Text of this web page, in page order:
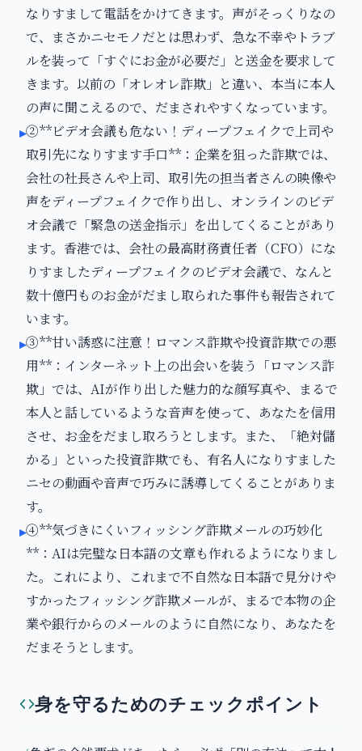
なりすまして電話をかけてきます。声がそっくりなの
で、まさかニセモノだとは思わず、急な不幸やトラブ
ルを装って「すぐにお金が必要だ」と送金を要求して
きます。以前の「オレオレ詐欺」と違い、本当に本人
の声に聞こえるので、だまされやすくなっています。
▸②**ビデオ会議も危ない！ディープフェイクで上司や
取引先になりすます手口**：企業を狙った詐欺では、
会社の社長さんや上司、取引先の担当者さんの映像や
声をディープフェイクで作り出し、オンラインのビデ
オ会議で「緊急の送金指示」を出してくることがあり
ます。香港では、会社の最高財務責任者（CFO）にな
りすましたディープフェイクのビデオ会議で、なんと
数十億円ものお金がだまし取られた事件も報告されて
います。
▸③**甘い誘惑に注意！ロマンス詐欺や投資詐欺での悪
用**：インターネット上の出会いを装う「ロマンス詐
欺」では、AIが作り出した魅力的な顔写真や、まるで
本人と話しているような音声を使って、あなたを信用
させ、お金をだまし取ろうとします。また、「絶対儲
かる」といった投資詐欺でも、有名人になりすました
ニセの動画や音声で巧みに誘導してくることがありま
す。
▸④**気づきにくいフィッシング詐欺メールの巧妙化
**：AIは完璧な日本語の文章も作れるようになりまし
た。これにより、これまで不自然な日本語で見分けや
すかったフィッシング詐欺メールが、まるで本物の企
業や銀行からのメールのように自然になり、あなたを
だまそうとします。
身を守るためのチェックポイント